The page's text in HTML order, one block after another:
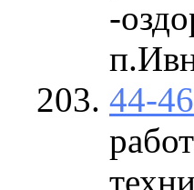
-
44-